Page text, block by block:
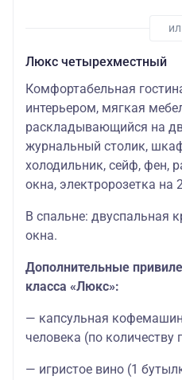
Люкс четырехместный
Комфортабельная
интерьером, мягкая
раскладывающийся на
журнальный столик,
холодильник, сейф, фен,
окна, электророзетка на
В спальне: двуспальная
окна.
Дополнительные
класса «Люкс»:
— капсульная
человека (по количеству
— игристое вино (1